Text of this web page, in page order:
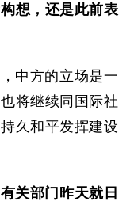
想，还是此前表
中方的立场是一
将继续同国际社
久和平发挥建设
关部门昨天就日